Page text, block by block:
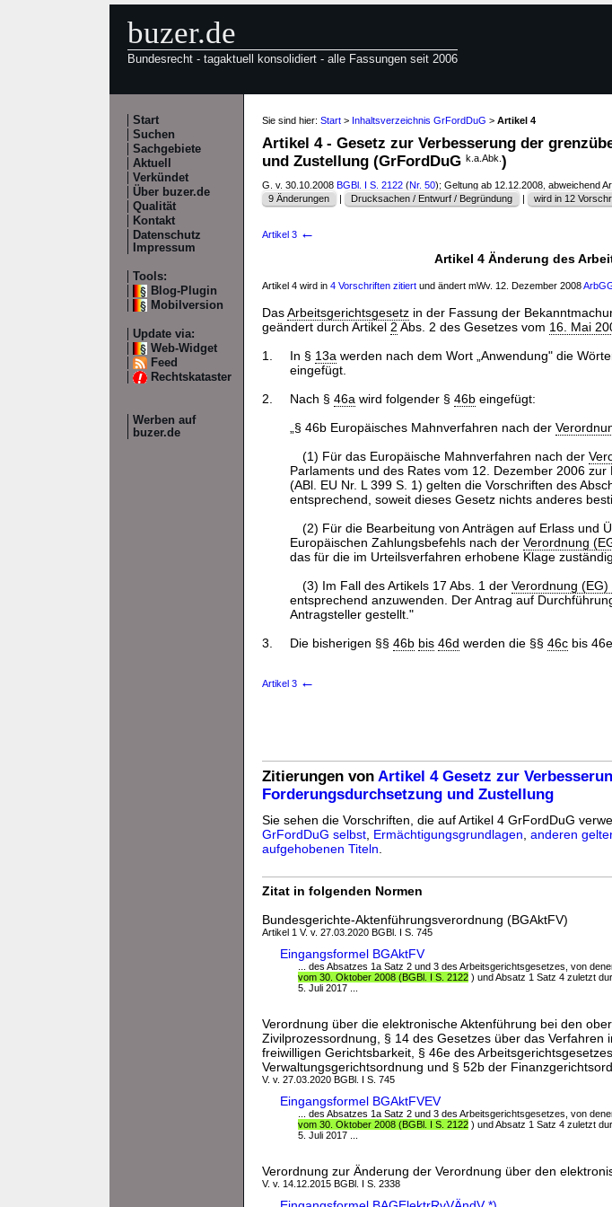
buzer.de
Bundesrecht - tagaktuell konsolidiert - alle Fassungen seit 2006
Start
Suchen
Sachgebiete
Aktuell
Verkündet
Über buzer.de
Qualität
Kontakt
Datenschutz
Impressum
Tools:
Blog-Plugin
Mobilversion
Update via:
Web-Widget
Feed
Rechtskataster
Werben auf
buzer.de
Sie sind hier: Start > Inhaltsverzeichnis GrFordDuG > Artikel 4
Artikel 4 - Gesetz zur Verbesserung der
und Zustellung (GrFordDuG k.a.Abk. )
G. v. 30.10.2008 BGBl. I S. 2122 (Nr. 50); Geltung ab 12.12.2008, abweichend
9 Änderungen
| Drucksachen / Entwurf / Begründung | wird in 12
Artikel 3 ←
Artikel 4 Änderung des
Artikel 4 wird in 4 Vorschriften zitiert und ändert mWv. 12. Dezember 2008
DasArbeitsgerichtsgesetz in der Fassung der
geändert durch Artikel 2 Abs. 2 des Gesetzes vom 16. Mai
1.
In § 13a werden nach dem Wort „Anwendung" die
eingefügt.
2.
Nach § 46a wird folgender § 46beingefügt:
„§ 46b Europäisches Mahnverfahren nach der
(1) Für das Europäische Mahnverfahren nach der
Parlaments und des Rates vom 12. Dezember 2006
(ABl. EU Nr. L 399 S. 1) gelten die Vorschriften des
entsprechend, soweit dieses Gesetz nichts anderes
(2) Für die Bearbeitung von Anträgen auf Erlass und
Europäischen Zahlungsbefehls nach der Verordnung
das für die im Urteilsverfahren erhobene Klage
(3) Im Fall des Artikels 17 Abs. 1 der Verordnung
entsprechend anzuwenden. Der Antrag auf
Antragsteller gestellt."
3.
Die bisherigen §§ 46b bis 46d werden die §§ 46cbis 46e.
Artikel 3 ←
Zitierungen von Artikel 4 Gesetz zur
Forderungsdurchsetzung und Zustellung
Sie sehen die Vorschriften, die auf Artikel 4 GrFordDuG
GrFordDuG selbst Ermächtigungsgrundlagen anderen
aufgehobenen Titeln
Zitat in folgenden Normen
Bundesgerichte-Aktenführungsverordnung (BGAktFV)
Artikel 1 V. v. 27.03.2020 BGBl. I S. 745
Eingangsformel BGAktFV
... des Absatzes 1a Satz 2 und 3 des Arbeitsgerichtsgesetzes, von
vom 30. Oktober 2008 (BGBl. I S. 2122 ) und Absatz 1 Satz 4 zuletzt
5. Juli 2017 ...
Verordnung über die elektronische Aktenführung bei den
Zivilprozessordnung, § 14 des Gesetzes über das
freiwilligen Gerichtsbarkeit, § 46e des
Verwaltungsgerichtsordnung und § 52b der
V. v. 27.03.2020 BGBl. I S. 745
Eingangsformel BGAktFVEV
... des Absatzes 1a Satz 2 und 3 des Arbeitsgerichtsgesetzes, von
vom 30. Oktober 2008 (BGBl. I S. 2122 ) und Absatz 1 Satz 4 zuletzt
5. Juli 2017 ...
Verordnung zur Änderung der Verordnung über den
V. v. 14.12.2015 BGBl. I S. 2338